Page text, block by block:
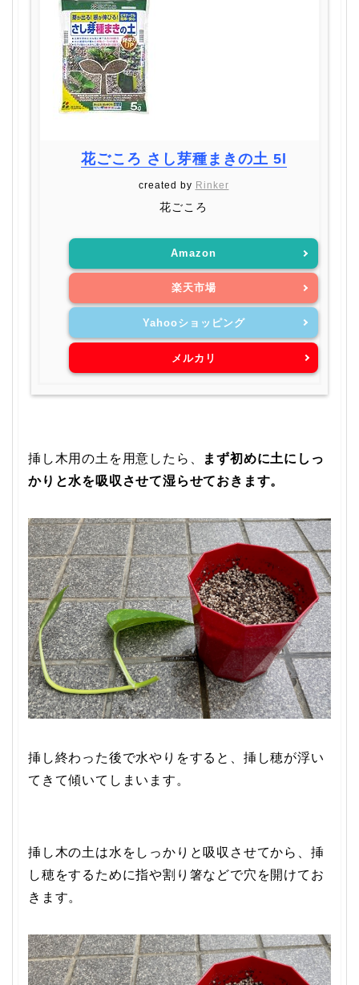
花ごころ さし芽種まきの土 5l
created by Rinker
花ごころ
Amazon
楽天市場
Yahooショッピング
メルカリ
挿し木用の土を用意したら、
まず初めに土にしっ
かりと水を吸収させて湿らせておきます。
挿し終わった後で水やりをすると、挿し穂が浮い
てきて傾いてしまいます。
挿し木の土は水をしっかりと吸収させてから、挿
し穂をするために指や割り箸などで穴を開けてお
きます。